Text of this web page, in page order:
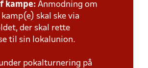
kampe: Anmodning om
skal ske via
der skal rette
til sin lokalunion.
pokalturnering på